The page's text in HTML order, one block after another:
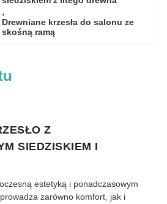
,
Drewniane krzesła do salonu ze
skośną ramą
Z
SIEDZISKIEM I
estetyką i ponadczasowym
zarówno komfort, jak i